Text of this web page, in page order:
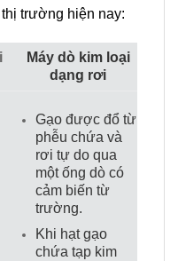
trường hiện nay:
Máy dò kim loại
dạng rơi
Gạo được đổ từ
phễu chứa và
rơi tự do qua
một ống dò có
cảm biến từ
trường.
Khi hạt gạo
chứa tạp kim